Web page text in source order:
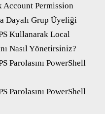
Permission
Dayalı Grup Üyeliği
Kullanarak Local
Nasıl Yönetirsiniz?
Parolasını PowerShell
Parolasını PowerShell